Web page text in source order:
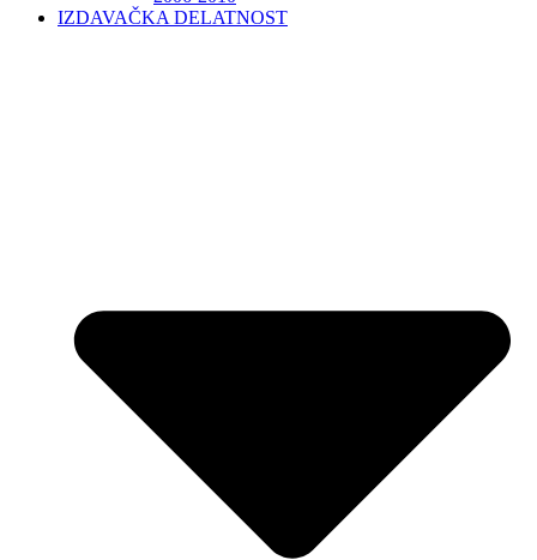
IZDAVAČKA DELATNOST